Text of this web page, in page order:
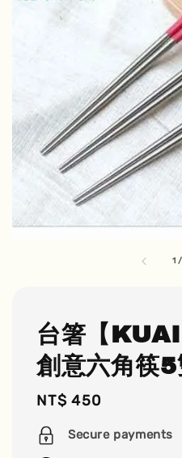
1 /
台箸【
創意六角筷
Regular
price
NT$ 450
Secure payments